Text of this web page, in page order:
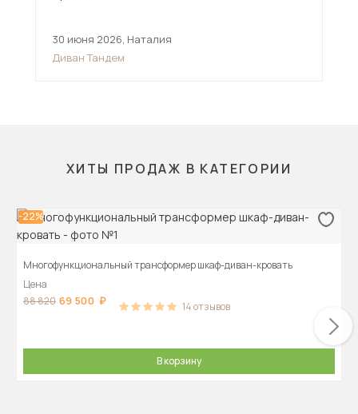
30 июня 2026, Наталия
Диван Тандем
ХИТЫ ПРОДАЖ В КАТЕГОРИИ
-22%
Многофункциональный трансформер шкаф-диван-кровать
Цена
88 820 69 500 14отзывов
В корзину